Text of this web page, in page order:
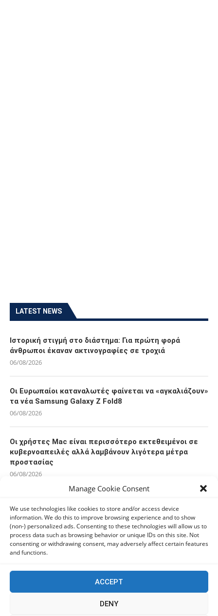
Manage Cookie Consent
We use technologies like cookies to store and/or access device
information. We do this to improve browsing experience and to show
(non-) personalized ads. Consenting to these technologies will allow us to
process data such as browsing behavior or unique IDs on this site. Not
consenting or withdrawing consent, may adversely affect certain features
and functions.
ACCEPT
DENY
LATEST NEWS
Ιστορική στιγμή στο διάστημα: Για πρώτη φορά
άνθρωποι έκαναν ακτινογραφίες σε τροχιά
06/08/2026
Οι Ευρωπαίοι καταναλωτές φαίνεται να «αγκαλιάζουν»
τα νέα Samsung Galaxy Z Fold8
06/08/2026
Οι χρήστες Mac είναι περισσότερο εκτεθειμένοι σε
κυβερνοαπειλές αλλά λαμβάνουν λιγότερα μέτρα
προστασίας
06/08/2026
αρχαιολογικών χώρων (εικόνες)
06/08/2026
ΕΟΑ Πάφου: Δικαστικά εντάλματα εκκένωσης για
οικοδομές